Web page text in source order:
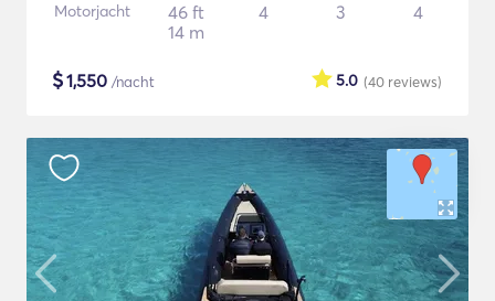
Motorjacht
46 ft
14 m
4 3 4
$1,550 /nacht (40 reviews)
5.0